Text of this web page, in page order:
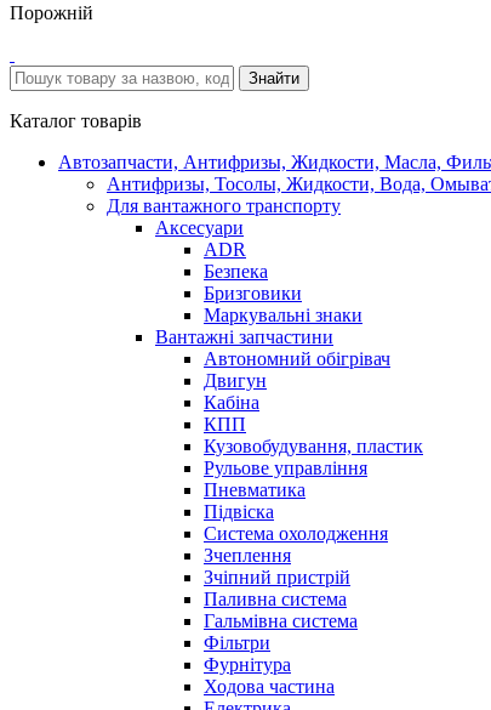
Порожній
Каталог товарів
Автозапчасти, Антифризы, Жидкости, Масла,
Антифризы, Тосолы, Жидкости, Вода,
Для вантажного транспорту
Аксесуари
ADR
Безпека
Бризговики
Маркувальні знаки
Вантажні запчастини
Автономний обігрівач
Двигун
Кабіна
КПП
Кузовобудування, пластик
Рульове управління
Пневматика
Підвіска
Система охолодження
Зчеплення
Зчіпний пристрій
Паливна система
Гальмівна система
Фільтри
Фурнітура
Ходова частина